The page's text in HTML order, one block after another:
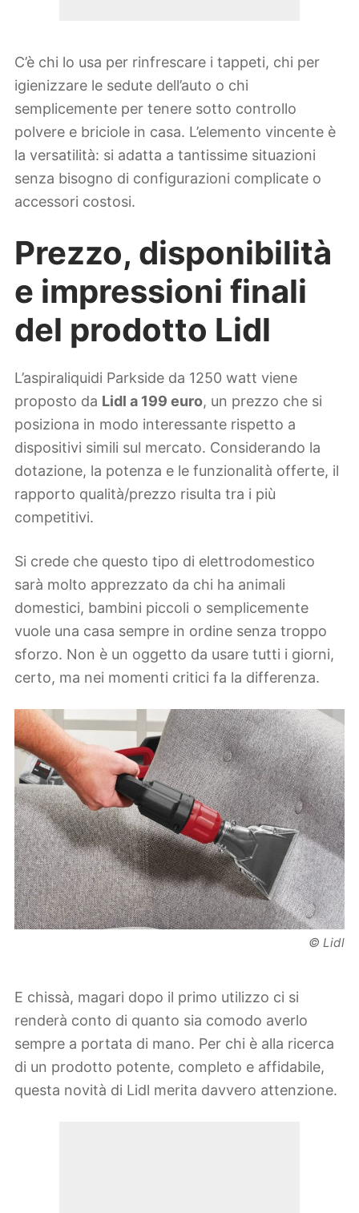
C’è chi lo usa per rinfrescare i tappeti, chi per
igienizzare le sedute dell’auto o chi
semplicemente per tenere sotto controllo
polvere e briciole in casa. L’elemento vincente è
la versatilità: si adatta a tantissime situazioni
senza bisogno di configurazioni complicate o
accessori costosi.
Prezzo, disponibilità
e impressioni finali
del prodotto Lidl
L’aspiraliquidi Parkside da 1250 watt viene
proposto da Lidl a 199 euro, un prezzo che si
posiziona in modo interessante rispetto a
dispositivi simili sul mercato. Considerando la
dotazione, la potenza e le funzionalità offerte, il
rapporto qualità/prezzo risulta tra i più
competitivi.
Si crede che questo tipo di elettrodomestico
sarà molto apprezzato da chi ha animali
domestici, bambini piccoli o semplicemente
vuole una casa sempre in ordine senza troppo
sforzo. Non è un oggetto da usare tutti i giorni,
certo, ma nei momenti critici fa la differenza.
© Lidl
E chissà, magari dopo il primo utilizzo ci si
renderà conto di quanto sia comodo averlo
sempre a portata di mano. Per chi è alla ricerca
di un prodotto potente, completo e affidabile,
questa novità di Lidl merita davvero attenzione.